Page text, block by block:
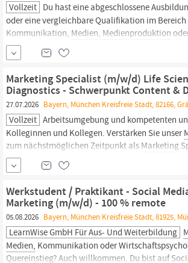
Vollzeit Du hast eine abgeschlossene
oder eine vergleichbare Qualifikation im Bereich
Kommunikation, Medien, Medienproduktion
ähnlichen Umfeld Du bringst Erfahrung in den
Marketing,Content-Erstellung, Kommunikation,
Marketing Specialist (m/w/d) Life
Diagnostics - Schwerpunkt Content &
27.07.2026 Bayern, München Kreisfreie Stadt, 82166,
Vollzeit Arbeitsumgebung und kompetenten
Kolleginnen und Kollegen. Verstärken Sie unser
zum nächstmöglichen Zeitpunkt als Marketing
Life Sciences / Diagnostics Schwerpunkt
MarketingVollzeit | Unbefristet | Gräfelfing bei
Werkstudent / Praktikant - Social
Marketing (m/w/d) - 100 % remote
05.08.2026 Bayern, München Kreisfreie Stadt, 81925,
LearnWise GmbH Für Aus- Und Weiterbildung
Medien, Kommunikation oder
Quereinstieg? Auch willkommen. Du bist auf